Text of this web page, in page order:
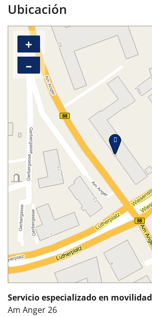
Ubicación
+
–
Servicio especializado en movilidad
Am Anger 26